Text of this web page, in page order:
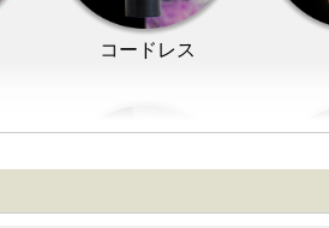
コードレス